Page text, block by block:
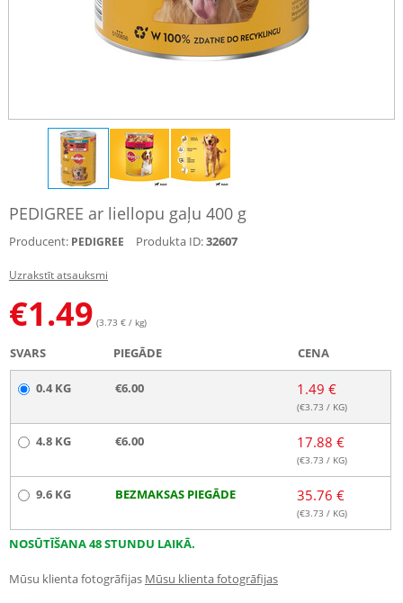
PEDIGREE ar liellopu gaļu 400 g
Producent: PEDIGREE Produkta ID:32607
Uzrakstīt atsauksmi
€1.49 (3.73 € / kg)
SVARS PIEGĀDE CENA
0.4 KG €6.00 1.49 €
(€3.73 / KG)
4.8 KG €6.00 17.88 €
(€3.73 / KG)
9.6 KG BEZMAKSAS PIEGĀDE 35.76 €
(€3.73 / KG)
NOSŪTĪŠANA 48 STUNDU LAIKĀ.
Mūsu klienta fotogrāfijas Mūsu klienta fotogrāfijas